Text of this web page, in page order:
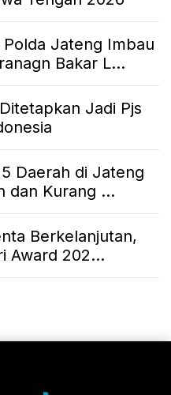
Jateng Imbau
Bakar L...
Jadi Pjs
Daerah di Jateng
dan Kurang ...
Berkelanjutan,
Award 202...